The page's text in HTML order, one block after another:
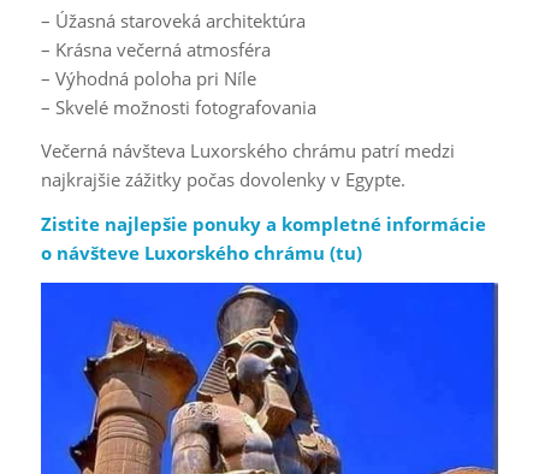
– Úžasná staroveká architektúra
– Krásna večerná atmosféra
– Výhodná poloha pri Níle
– Skvelé možnosti fotografovania
Večerná návšteva Luxorského chrámu patrí medzi
najkrajšie zážitky počas dovolenky v Egypte.
Zistite najlepšie ponuky a kompletné informácie
o návšteve Luxorského chrámu (tu)